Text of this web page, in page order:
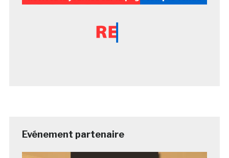
Evénement partenaire